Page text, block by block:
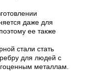
даже для
ее также
стали стать
для людей с
металлам.